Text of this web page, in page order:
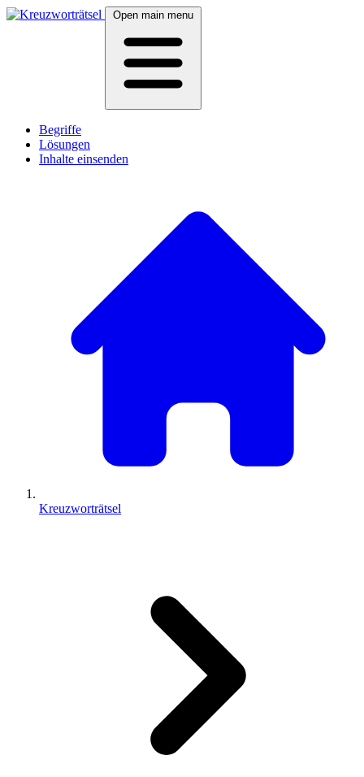
Open main menu
Begriffe
Lösungen
Inhalte einsenden
Kreuzworträtsel